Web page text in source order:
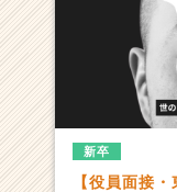
新卒
【役員面接